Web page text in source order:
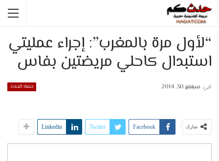
“لأول مرة بالمغرب”: إجراء عمليتي
استبدال كاحلي مريضتين بفاس
حصاد الحدث في سبتمبر 30, 2014
شارك Facebook
Twitter
Linkedin